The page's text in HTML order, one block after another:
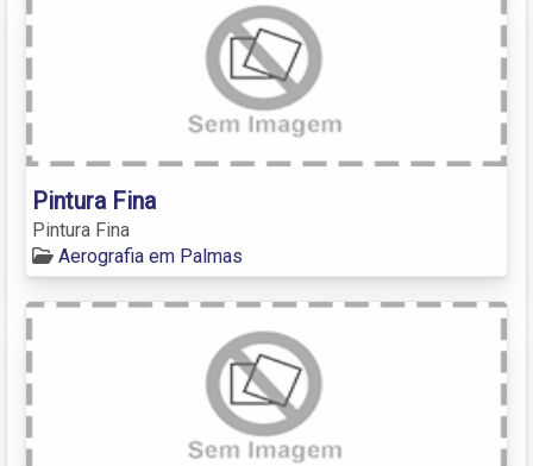
Pintura Fina
Pintura Fina
Aerografia em Palmas